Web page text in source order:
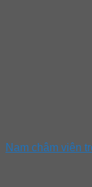
Nam châm viên